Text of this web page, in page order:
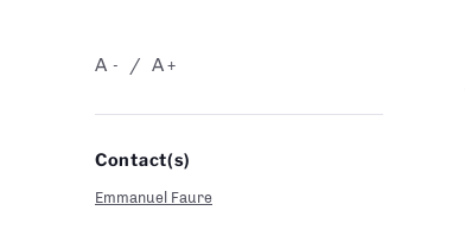
-
A +
A
Contact(s)
Emmanuel Faure